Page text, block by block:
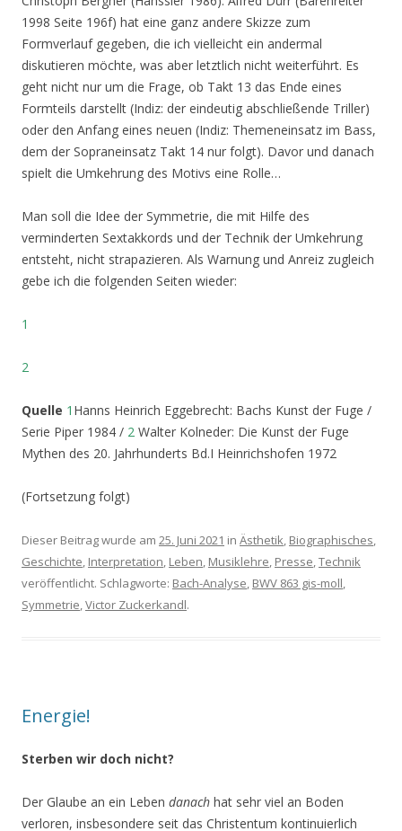
1998 Seite 196f) hat eine ganz andere Skizze zum
Formverlauf gegeben, die ich vielleicht ein andermal
diskutieren möchte, was aber letztlich nicht weiterführt. Es
geht nicht nur um die Frage, ob Takt 13 das Ende eines
Formteils darstellt (Indiz: der eindeutig abschließende Triller)
oder den Anfang eines neuen (Indiz: Themeneinsatz im Bass,
dem der Sopraneinsatz Takt 14 nur folgt). Davor und danach
spielt die Umkehrung des Motivs eine Rolle…
Man soll die Idee der Symmetrie, die mit Hilfe des
verminderten Sextakkords und der Technik der Umkehrung
entsteht, nicht strapazieren. Als Warnung und Anreiz zugleich
gebe ich die folgenden Seiten wieder:
1
2
Quelle 1 Hanns Heinrich Eggebrecht: Bachs Kunst der Fuge /
Serie Piper 1984 / 2 Walter Kolneder: Die Kunst der Fuge
Mythen des 20. Jahrhunderts Bd.I Heinrichshofen 1972
(Fortsetzung folgt)
Dieser Beitrag wurde am 25. Juni 2021 in Ästhetik, Biographisches,
Geschichte, Interpretation, Leben, Musiklehre, Presse,Technik
veröffentlicht. Schlagworte: Bach-Analyse, BWV 863 gis-moll,
Symmetrie,Victor Zuckerkandl.
Energie!
Sterben wir doch nicht?
Der Glaube an ein Leben danach hat sehr viel an Boden
verloren, insbesondere seit das Christentum kontinuierlich